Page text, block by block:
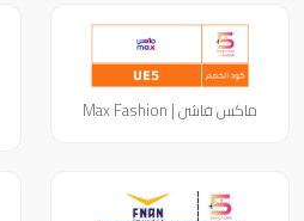
ماكس فاشن | Max Fashion